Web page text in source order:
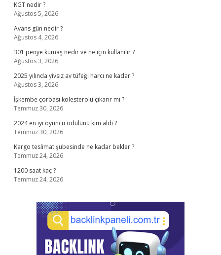
KGT nedir ?
Ağustos 5, 2026
Avans gün nedir ?
Ağustos 4, 2026
301 penye kumaş nedir ve ne için kullanılır ?
Ağustos 3, 2026
2025 yılında yivsiz av tüfeği harcı ne kadar ?
Ağustos 3, 2026
İşkembe çorbası kolesterolü çıkarır mı ?
Temmuz 30, 2026
2024 en iyi oyuncu ödülünü kim aldı ?
Temmuz 30, 2026
Kargo teslimat şubesinde ne kadar bekler ?
Temmuz 24, 2026
1200 saat kaç ?
Temmuz 24, 2026